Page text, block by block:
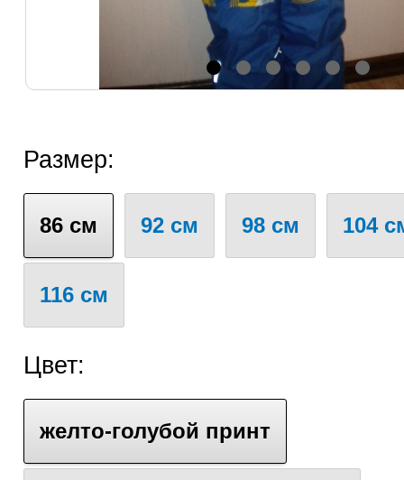
Размер:
86 см 92 см 98 см 104
116 см
Цвет:
желто-голубой принт